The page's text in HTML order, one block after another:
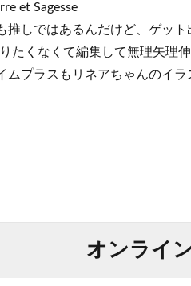
et Sagesse
推しではあるんだけど、ゲッ
たくなくて編集して無理矢理伸
ムプラスもリネアちゃんのイラ
オンライ